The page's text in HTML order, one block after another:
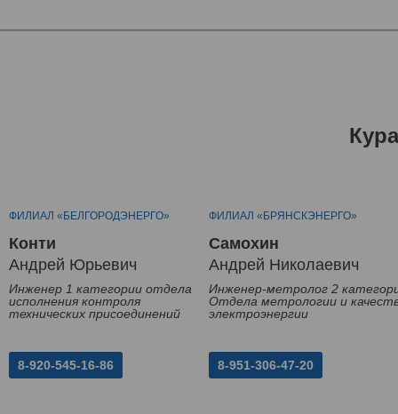
ФИЛИАЛ «БЕЛГОРОДЭНЕРГО»
Конти
Андрей Юрьевич
Инженер 1 категории отдела
исполнения контроля
технических присоединений
8-920-545-16-86
ФИЛИАЛ «БРЯНСКЭНЕРГО»
Самохин
Андрей Николаевич
Инженер-метролог 2
Отдела метрологии и
электроэнергии
8-951-306-47-20